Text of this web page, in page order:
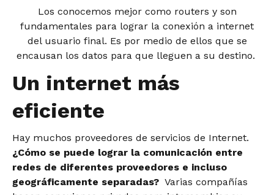
Los conocemos mejor como routers y son
fundamentales para lograr la conexión a internet
del usuario final. Es por medio de ellos que se
encausan los datos para que lleguen a su destino.
Un internet más
eficiente
Hay muchos proveedores de servicios de Internet.
¿Cómo se puede lograr la comunicación entre
redes de diferentes proveedores e incluso
geográficamente separadas? Varias compañías